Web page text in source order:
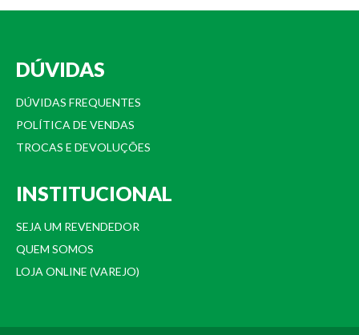
DÚVIDAS
DÚVIDAS FREQUENTES
POLÍTICA DE VENDAS
TROCAS E DEVOLUÇÕES
INSTITUCIONAL
SEJA UM REVENDEDOR
QUEM SOMOS
LOJA ONLINE (VAREJO)